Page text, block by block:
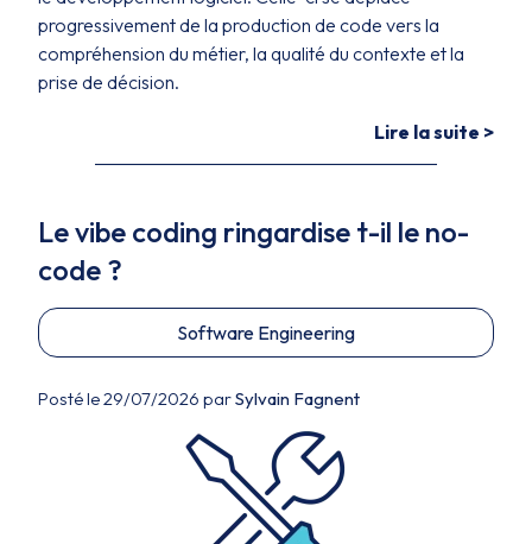
progressivement de la production de code vers la
compréhension du métier, la qualité du contexte et la
prise de décision.
Lire la suite >
Le vibe coding ringardise t-il le no-
code ?
Software Engineering
Posté le 29/07/2026 parSylvain Fagnent